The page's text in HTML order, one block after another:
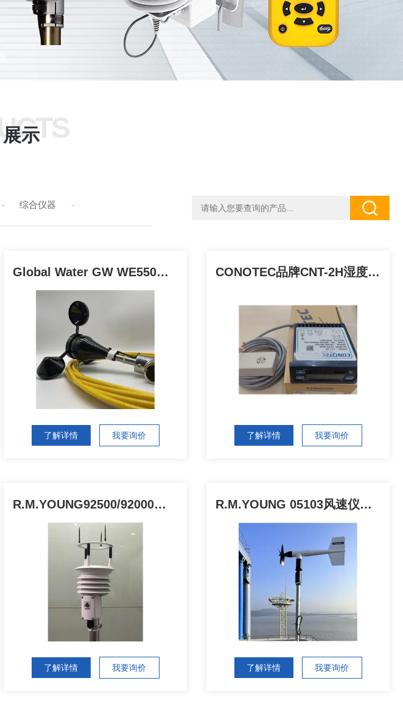
展示
- 综合仪器 -
Global Water GW WE550风速传感器风速仪
了解详情 我要询价
CONOTEC品牌CNT-2H湿度控制器DSFOX
了解详情 我要询价
R.M.YOUNG92500/92000一体式气象站
了解详情 我要询价
R.M.YOUNG 05103风速仪风速风向传感器
了解详情 我要询价